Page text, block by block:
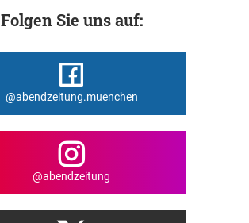
Folgen Sie uns auf:
@abendzeitung.muenchen
@abendzeitung